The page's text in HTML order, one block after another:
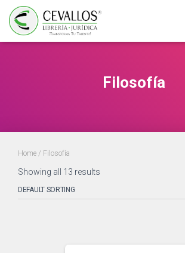
Filosofía
Home / Filosofía
Showing all 13 results